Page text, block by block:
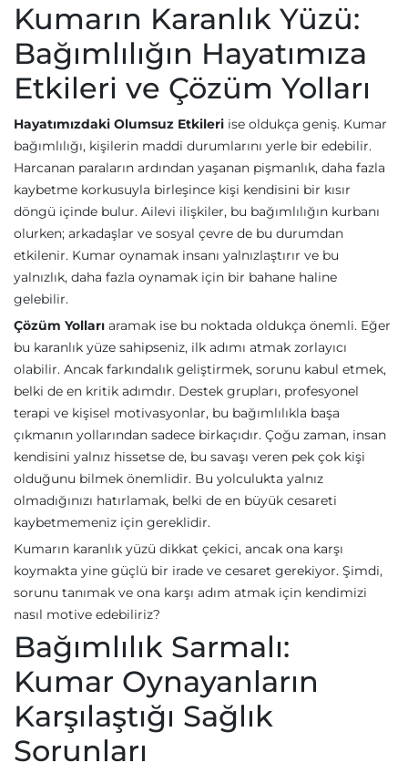
Kumarın Karanlık Yüzü:
Bağımlılığın Hayatımıza
Etkileri ve Çözüm Yolları
Hayatımızdaki Olumsuz Etkileri ise oldukça geniş. Kumar
bağımlılığı, kişilerin maddi durumlarını yerle bir edebilir.
Harcanan paraların ardından yaşanan pişmanlık, daha fazla
kaybetme korkusuyla birleşince kişi kendisini bir kısır
döngü içinde bulur. Ailevi ilişkiler, bu bağımlılığın kurbanı
olurken; arkadaşlar ve sosyal çevre de bu durumdan
etkilenir. Kumar oynamak insanı yalnızlaştırır ve bu
yalnızlık, daha fazla oynamak için bir bahane haline
gelebilir.
Çözüm Yolları aramak ise bu noktada oldukça önemli. Eğer
bu karanlık yüze sahipseniz, ilk adımı atmak zorlayıcı
olabilir. Ancak farkındalık geliştirmek, sorunu kabul etmek,
belki de en kritik adımdır. Destek grupları, profesyonel
terapi ve kişisel motivasyonlar, bu bağımlılıkla başa
çıkmanın yollarından sadece birkaçıdır. Çoğu zaman, insan
kendisini yalnız hissetse de, bu savaşı veren pek çok kişi
olduğunu bilmek önemlidir. Bu yolculukta yalnız
olmadığınızı hatırlamak, belki de en büyük cesareti
kaybetmemeniz için gereklidir.
Kumarın karanlık yüzü dikkat çekici, ancak ona karşı
koymakta yine güçlü bir irade ve cesaret gerekiyor. Şimdi,
sorunu tanımak ve ona karşı adım atmak için kendimizi
nasıl motive edebiliriz?
Bağımlılık Sarmalı:
Kumar Oynayanların
Karşılaştığı Sağlık
Sorunları